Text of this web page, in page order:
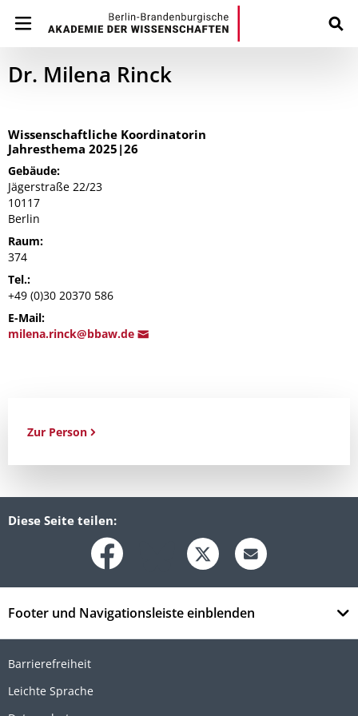
Dr. Milena Rinck
Wissenschaftliche Koordinatorin
Jahresthema 2025|26
Gebäude:
Jägerstraße 22/23
10117
Berlin
Raum:
374
Tel.:
+49 (0)30 20370 586
E-Mail:
milena.rinck@bbaw.de
Zur Person
Diese Seite teilen:
Footer und Navigationsleiste einblenden
Barrierefreiheit
Leichte Sprache